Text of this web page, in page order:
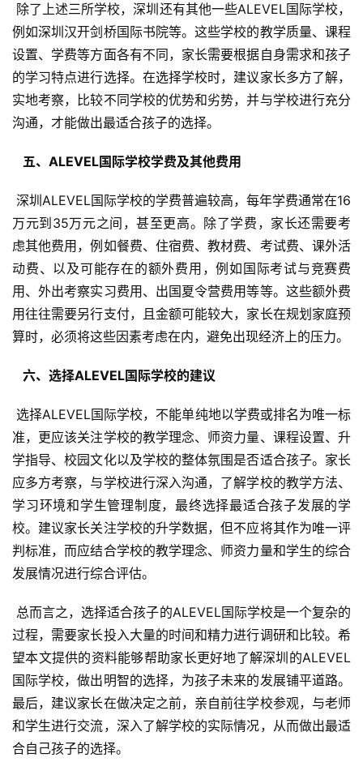
例如深圳汉开剑桥国际书院等。这些学校的教学质量、课程
设置、学费等方面各有不同，家长需要根据自身需求和孩子
的学习特点进行选择。在选择学校时，建议家长多方了解，
实地考察，比较不同学校的优势和劣势，并与学校进行充分
沟通，才能做出最适合孩子的选择。
  五、ALEVEL国际学校学费及其他费用
万元到35万元之间，甚至更高。除了学费，家长还需要考
虑其他费用，例如餐费、住宿费、教材费、考试费、课外活
动费、以及可能存在的额外费用，例如国际考试与竞赛费
用、外出考察实习费用、出国夏令营费用等等。这些额外费
用往往需要另行支付，且金额可能较大，家长在规划家庭预
算时，必须将这些因素考虑在内，避免出现经济上的压力。
  六、选择ALEVEL国际学校的建议
选择ALEVEL国际学校，不能单纯地以学费或排名为唯一标
准，更应该关注学校的教学理念、师资力量、课程设置、升
学指导、校园文化以及学校的整体氛围是否适合孩子。家长
应多方考察，与学校进行深入沟通，了解学校的教学方法、
学习环境和学生管理制度，最终选择最适合孩子发展的学
校。建议家长关注学校的升学数据，但不应将其作为唯一评
判标准，而应结合学校的教学理念、师资力量和学生的综合
发展情况进行综合评估。
过程，需要家长投入大量的时间和精力进行调研和比较。希
望本文提供的资料能够帮助家长更好地了解深圳的ALEVEL
国际学校，做出明智的选择，为孩子未来的发展铺平道路。
最后，建议家长在做决定之前，亲自前往学校参观，与老师
和学生进行交流，深入了解学校的实际情况，从而做出最适
合自己孩子的选择。